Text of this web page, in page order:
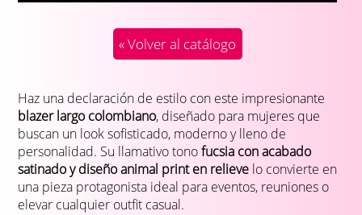
« Volver al catálogo
Haz una declaración de estilo con este impresionante
blazer largo colombiano, diseñado para mujeres que
buscan un look sofisticado, moderno y lleno de
personalidad. Su llamativo tonofucsia con acabado
satinado y diseño animal print en relieve lo convierte en
una pieza protagonista ideal para eventos, reuniones o
elevar cualquier outfit casual.